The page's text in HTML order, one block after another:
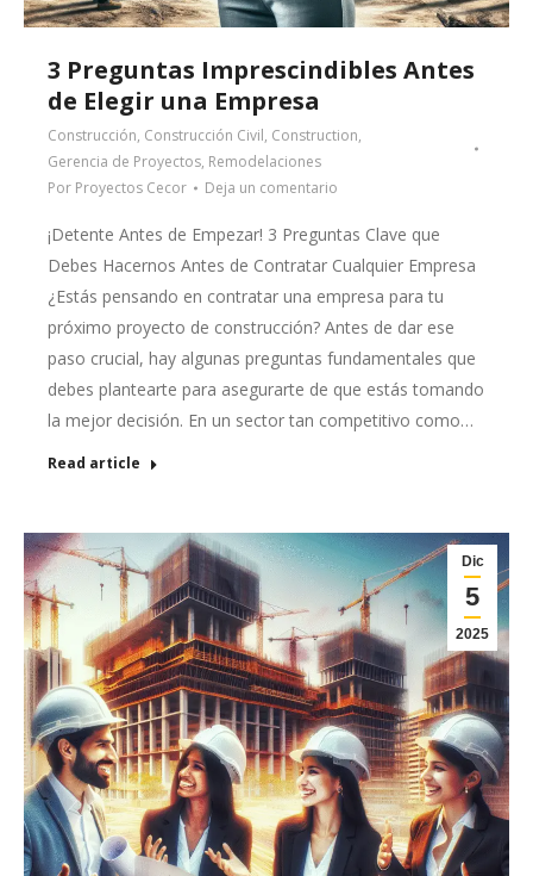
3 Preguntas Imprescindibles Antes
de Elegir una Empresa
Construcción, Construcción Civil, Construction,
Gerencia de Proyectos, Remodelaciones
Por Proyectos Cecor Deja un comentario
¡Detente Antes de Empezar! 3 Preguntas Clave que
Debes Hacernos Antes de Contratar Cualquier Empresa
¿Estás pensando en contratar una empresa para tu
próximo proyecto de construcción? Antes de dar ese
paso crucial, hay algunas preguntas fundamentales que
debes plantearte para asegurarte de que estás tomando
la mejor decisión. En un sector tan competitivo como…
Read article
Dic
5
2025